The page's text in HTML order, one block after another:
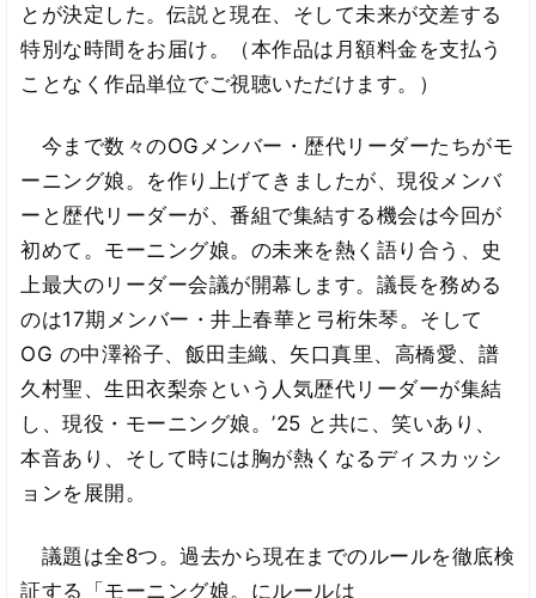
とが決定した。伝説と現在、そして未来が交差する
特別な時間をお届け。（本作品は月額料金を支払う
ことなく作品単位でご視聴いただけます。）
今まで数々のOGメンバー・歴代リーダーたちがモ
ーニング娘。を作り上げてきましたが、現役メンバ
ーと歴代リーダーが、番組で集結する機会は今回が
初めて。モーニング娘。の未来を熱く語り合う、史
上最大のリーダー会議が開幕します。議長を務める
のは17期メンバー・井上春華と弓桁朱琴。そして
OG の中澤裕子、飯田圭織、矢口真里、高橋愛、譜
久村聖、生田衣梨奈という人気歴代リーダーが集結
し、現役・モーニング娘。’25 と共に、笑いあり、
本音あり、そして時には胸が熱くなるディスカッシ
ョンを展開。
議題は全8つ。過去から現在までのルールを徹底検
証する「モーニング娘。にルールは